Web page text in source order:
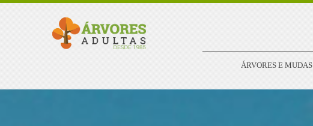
ÁRVORES E MUDAS